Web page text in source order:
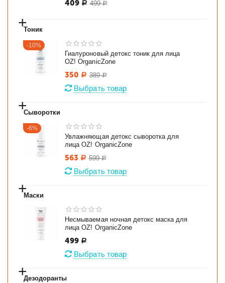
409 Р 499 Р
+Тоник
-10%
Гиалуроновый детокс тоник для лица
OZ! OrganicZone
350 Р 389 Р
Выбрать товар
+Сыворотки
-6%
Увлажняющая детокс сыворотка для
лица OZ! OrganicZone
563 Р 599 Р
Выбрать товар
+Маски
Несмываемая ночная детокс маска для
лица OZ! OrganicZone
499 Р
Выбрать товар
+Дезодоранты